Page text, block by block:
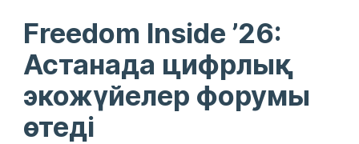
Freedom Inside ’26:
Астанада цифрлық
экожүйелер форумы
өтеді